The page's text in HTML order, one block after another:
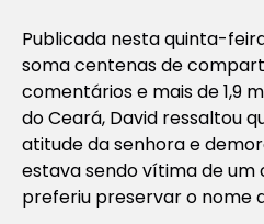
Publicada nesta quinta-
soma centenas de
comentários e mais de 1,9
do Ceará, David ressaltou
atitude da senhora e
estava sendo vítima de um
preferiu preservar o nome